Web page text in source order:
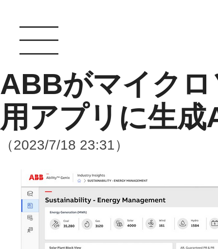
ABBがマイク
用アプリに生成
（2023/7/18 23:31）